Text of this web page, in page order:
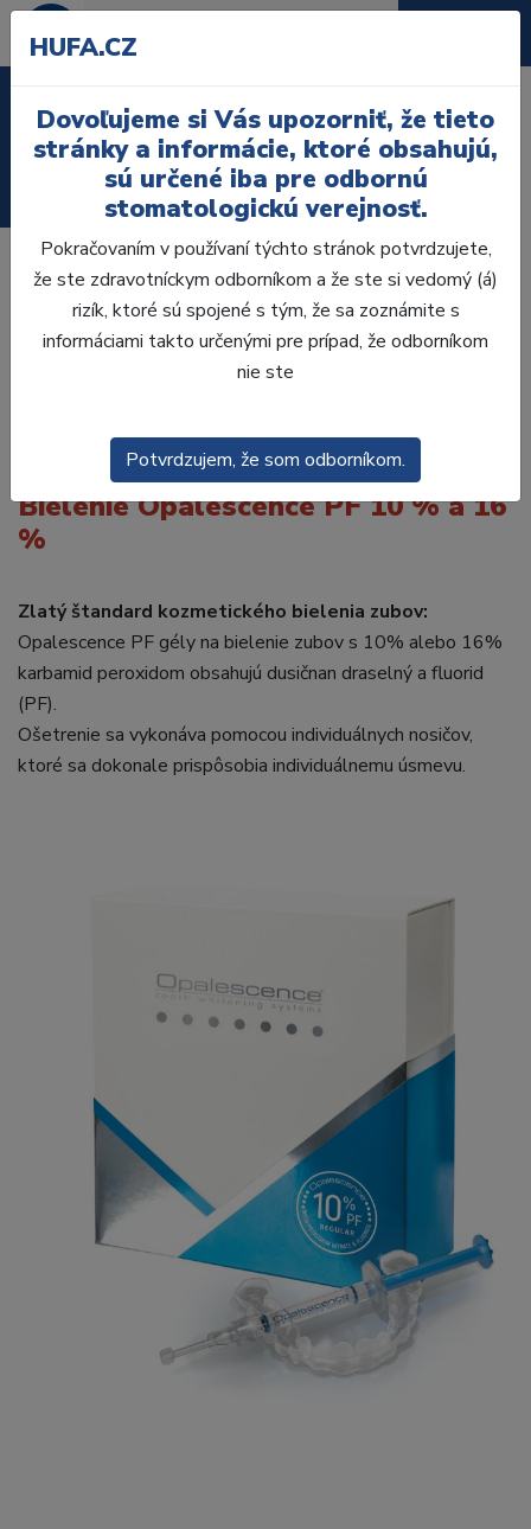
technika
Ordinácia
Profesionálne bielenie zubov s
individuálnymi nosičmi
Kozmetické bielenie zubov s
Opalescence™ PF 10% a 16
Bielenie Opalescence PF 10 % a 16
%
Zlatý štandard kozmetického bielenia zubov:
Opalescence PF gély na bielenie zubov s 10% alebo 16%
karbamid peroxidom obsahujú dusičnan draselný a fluorid
(PF).
Ošetrenie sa vykonáva pomocou individuálnych nosičov,
ktoré sa dokonale prispôsobia individuálnemu úsmevu.
HUFA.CZ
Dovoľujeme si Vás upozorniť, že tieto
stránky a informácie, ktoré obsahujú,
sú určené iba pre odbornú
stomatologickú verejnosť.
Pokračovaním v používaní týchto stránok potvrdzujete,
že ste zdravotníckym odborníkom a že ste si vedomý (á)
rizík, ktoré sú spojené s tým, že sa zoznámite s
informáciami takto určenými pre prípad, že odborníkom
nie ste
Potvrdzujem, že som odborníkom.